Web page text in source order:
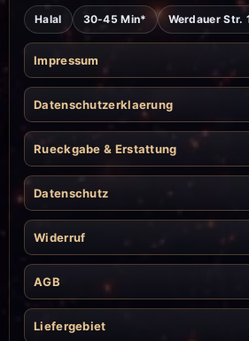
Halal 30-45 Min* Werdauer Str.
Impressum
Datenschutzerklaerung
Rueckgabe & Erstattung
Datenschutz
Widerruf
AGB
Liefergebiet